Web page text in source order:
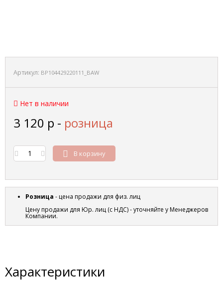
Артикул: BP104429220111_BAW
Нет в наличии
3 120 р - розница
В корзину
Розница - цена продажи для физ. лиц
Цену продажи для Юр. лиц (с НДС) - уточняйте у Менеджеров
Компании.
Характеристики